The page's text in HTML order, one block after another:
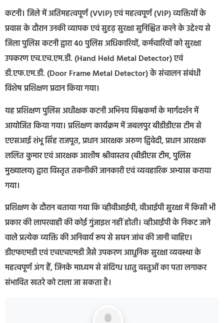
कटनी। जिले में अतिमहत्वपूर्ण (VVIP) एवं महत्वपूर्ण (VIP) व्यक्तियों के
प्रवास के दौरान उनकी व्यापक एवं सुदृढ़ सुरक्षा सुनिश्चित करने के उद्देश्य से
जिला पुलिस कटनी द्वारा 40 पुलिस अधिकारियों, कर्मचारियों को सुरक्षा
उपकरण एच.एच.एम.डी. (Hand Held Metal Detector) एवं
डी.एफ.एम.डी. (Door Frame Metal Detector) के संचालन संबंधी
विशेष प्रशिक्षण प्रदान किया गया।
यह प्रशिक्षण पुलिस अधीक्षक कटनी अभिनय विश्वकर्मा के मार्गदर्शन में
आयोजित किया गया। प्रशिक्षण कार्यक्रम में जबलपुर बीडीडीएस टीम से
एएसआई शंभू सिंह राजपूत, प्रधान आरक्षक अरुण द्विवेदी, प्रधान आरक्षक
ललित कुमार एवं आरक्षक आशीष श्रीवास्तव (बीडीएस टीम, पुलिस
मुख्यालय) द्वारा विस्तृत तकनीकी जानकारी एवं व्यवहारिक अभ्यास कराया
गया।
प्रशिक्षण के दौरान बताया गया कि व्हीवीआईपी, वीआईपी सुरक्षा में किसी भी
प्रकार की लापरवाही की कोई गुंजाइश नहीं होती। व्हीआईपी के निकट जाने
वाले प्रत्येक व्यक्ति की अनिवार्य रूप से सघन जांच की जानी चाहिए।
डीएफएमडी एवं एचएचएमडी जैसे उपकरण आधुनिक सुरक्षा व्यवस्था के
महत्वपूर्ण अंग हैं, जिनके माध्यम से संदिग्ध धातु वस्तुओं का पता लगाकर
संभावित खतरे को टाला जा सकता है।